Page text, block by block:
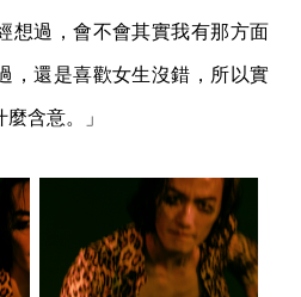
想過，會不會其實我有那方面
，還是喜歡女生沒錯，所以實
含意。」